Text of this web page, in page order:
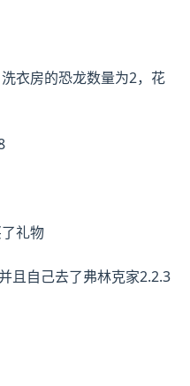
衣房的恐龙数量为2，花
礼物
且自己去了弗林克家2.2.3